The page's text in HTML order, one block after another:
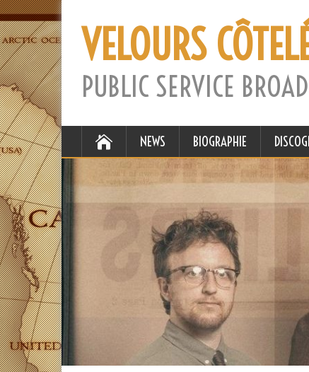
VELOURS
PUBLIC SERVICE
NEWS BIOGRAPHIE